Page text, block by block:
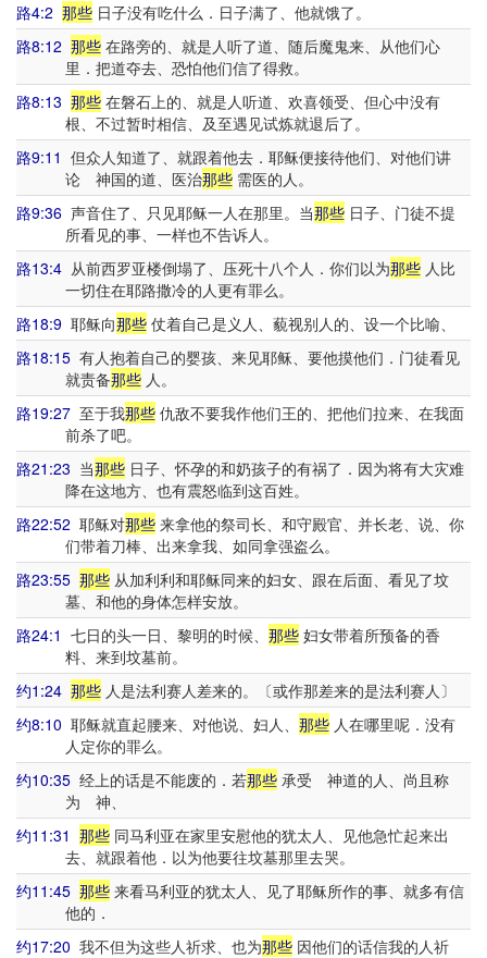
路4:2 那些 日子没有吃什么．日子满了、他就饿了。
路8:12 那些 在路旁的、就是人听了道、随后魔鬼来、从他们心
里．把道夺去、恐怕他们信了得救。
路8:13 那些 在磐石上的、就是人听道、欢喜领受、但心中没有
根、不过暂时相信、及至遇见试炼就退后了。
路9:11 但众人知道了、就跟着他去．耶稣便接待他们、对他们讲
论 神国的道、医治那些需医的人。
路9:36 声音住了、只见耶稣一人在那里。当那些 日子、门徒不提
所看见的事、一样也不告诉人。
路13:4 从前西罗亚楼倒塌了、压死十八个人．你们以为那些 人比
一切住在耶路撒冷的人更有罪么。
路18:9 耶稣向那些 仗着自己是义人、藐视别人的、设一个比喻、
路18:15 有人抱着自己的婴孩、来见耶稣、要他摸他们．门徒看见
就责备那些人。
路19:27 至于我那些 仇敌不要我作他们王的、把他们拉来、在我面
前杀了吧。
路21:23 当那些 日子、怀孕的和奶孩子的有祸了．因为将有大灾难
降在这地方、也有震怒临到这百姓。
路22:52 耶稣对那些 来拿他的祭司长、和守殿官、并长老、说、你
们带着刀棒、出来拿我、如同拿强盗么。
路23:55 那些 从加利利和耶稣同来的妇女、跟在后面、看见了坟
墓、和他的身体怎样安放。
路24:1 七日的头一日、黎明的时候、 那些 妇女带着所预备的香
料、来到坟墓前。
约1:24 那些 人是法利赛人差来的。〔或作那差来的是法利赛人〕
约8:10 耶稣就直起腰来、对他说、妇人、 那些 人在哪里呢．没有
人定你的罪么。
约10:35 经上的话是不能废的．若那些 承受 神道的人、尚且称
为 神、
约11:31 那些 同马利亚在家里安慰他的犹太人、见他急忙起来出
去、就跟着他．以为他要往坟墓那里去哭。
约11:45 那些 来看马利亚的犹太人、见了耶稣所作的事、就多有信
他的．
约17:20 我不但为这些人祈求、也为那些 因他们的话信我的人祈